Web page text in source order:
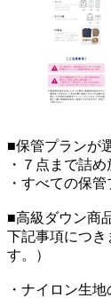
■保管プランが
・７点まで詰
・すべての保
■高級ダウン商
下記事項につ
す。）
・ナイロン生